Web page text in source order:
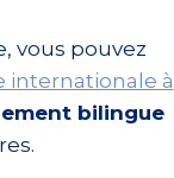
vous pouvez
internationale à
bilingue